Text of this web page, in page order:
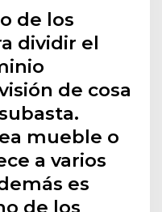
de los
dividir el
de cosa
mueble o
a varios
es
de los